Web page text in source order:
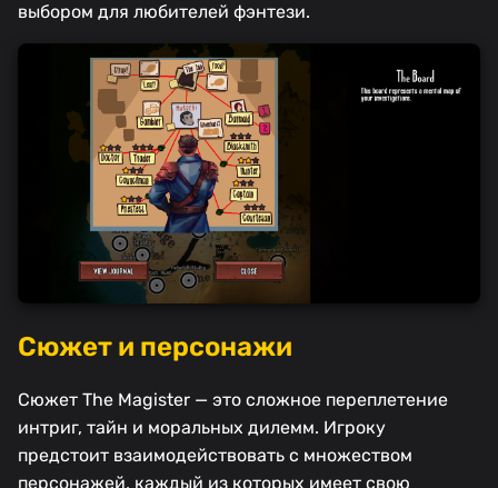
выбором для любителей фэнтези.
Сюжет и персонажи
Сюжет The Magister — это сложное переплетение
интриг, тайн и моральных дилемм. Игроку
предстоит взаимодействовать с множеством
персонажей, каждый из которых имеет свою